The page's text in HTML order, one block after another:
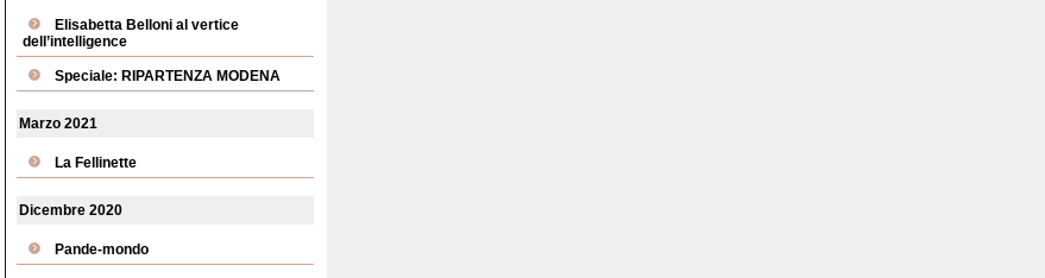
Elisabetta Belloni al vertice
dell’intelligence
Speciale: RIPARTENZA MODENA
Marzo 2021
La Fellinette
Dicembre 2020
Pande-mondo